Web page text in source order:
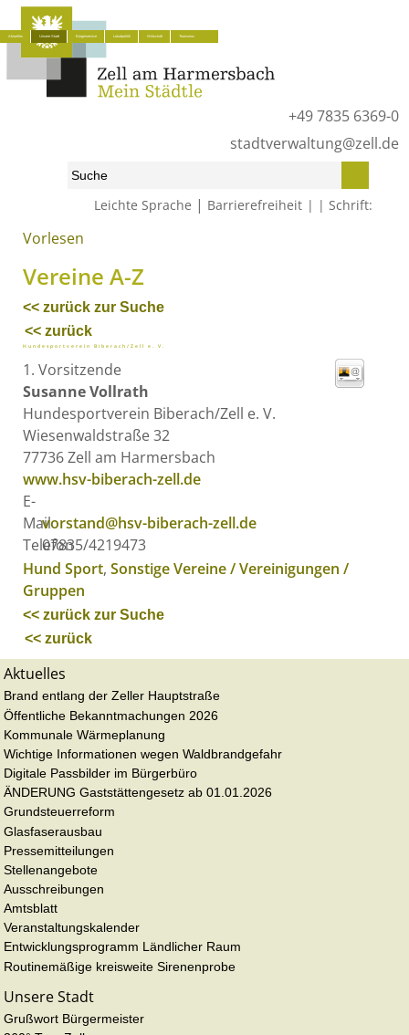
+49 7835 6369-0
stadtverwaltung@zell.de
Leichte Sprache | Barrierefreiheit Schrift:
Aktuelles Unsere Stadt Bürgerservice Lokalpolitik Wirtschaft Tourismus
Start» Unsere Stadt »
Vorlesen
Vereine A-Z
<< zurück zur Suche
<< zurück
Hundesportverein Biberach/Zell e. V.
1. Vorsitzende
SusanneVollrath
Hundesportverein Biberach/Zell e. V.
Wiesenwaldstraße 32
77736Zell am Harmersbach
www.hsv-biberach-zell.de
E-
Mailvorstand@hsv-biberach-zell.de
Telefon
07835/4219473
Hund Sport, Sonstige Vereine / Vereinigungen /
Gruppen
<< zurück zur Suche
<< zurück
Aktuelles
Brand entlang der Zeller Hauptstraße
Öffentliche Bekanntmachungen 2026
Kommunale Wärmeplanung
Wichtige Informationen wegen Waldbrandgefahr
Digitale Passbilder im Bürgerbüro
ÄNDERUNG Gaststättengesetz ab 01.01.2026
Grundsteuerreform
Glasfaserausbau
Pressemitteilungen
Stellenangebote
Ausschreibungen
Amtsblatt
Veranstaltungskalender
Entwicklungsprogramm Ländlicher Raum
Routinemäßige kreisweite Sirenenprobe
Unsere Stadt
Grußwort Bürgermeister